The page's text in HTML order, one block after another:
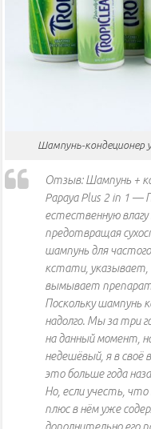
Шампунь-кондеционер
Отзыв: Шампунь +
Papaya Plus 2 in 1 —
естественную
предотвращая
шампунь для
кстати, указывает,
вымывает
Поскольку шампунь
надолго. Мы за три
на данный момент,
недешёвый, я в своё
это больше года
Но, если учесть, что
плюс в нём уже